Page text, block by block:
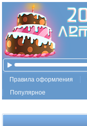
Правила оформления
Популярное